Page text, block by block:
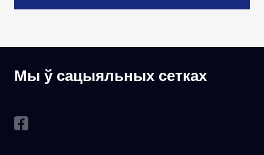
Мы ў сацыяльных сетках